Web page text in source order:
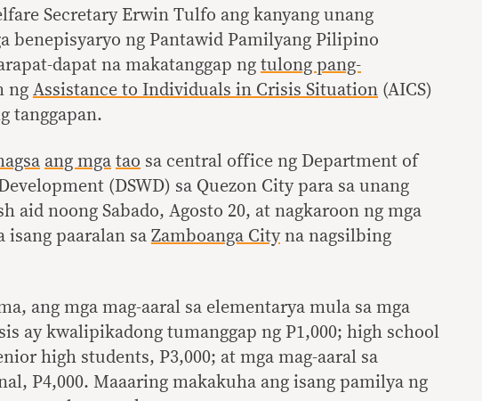
Secretary Erwin Tulfo ang kanyang unang
benepisyaryo ng Pantawid Pamilyang Pilipino
dapat na makatanggap ng tulong pang-
ng Assistance to Individuals in Crisis Situation (AICS)
tanggapan.
ang mga tao sa central office ng Department of
(DSWD) sa Quezon City para sa unang
aid noong Sabado, Agosto 20, at nagkaroon ng mga
isang paaralan sa Zamboanga Cityna nagsilbing
ang mga mag-aaral sa elementarya mula sa mga
ay kwalipikadong tumanggap ng P1,000; high school
high students, P3,000; at mga mag-aaral sa
P4,000. Maaaring makakuha ang isang pamilya ng